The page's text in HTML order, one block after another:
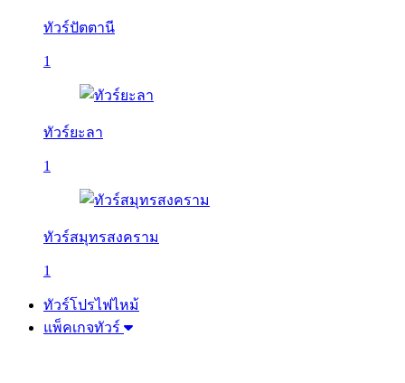
ทัวร์ปัตตานี
1
ทัวร์ยะลา
1
ทัวร์สมุทรสงคราม
1
ทัวร์โปรไฟไหม้
แพ็คเกจทัวร์